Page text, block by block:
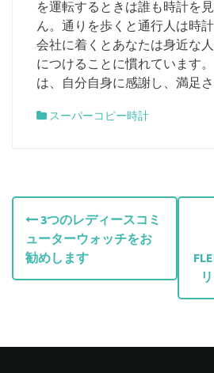
を運転するときは誰も時計を
ん。通りを歩くと通行人は時
会社に着くとあなたは身近な
につけることに慣れています
は、自分自身に感謝し、満足さ
スーパーコピー時計
投
稿
ナ
ゲ
3つのレディースコミ
ューターウォッチをお
勧めします